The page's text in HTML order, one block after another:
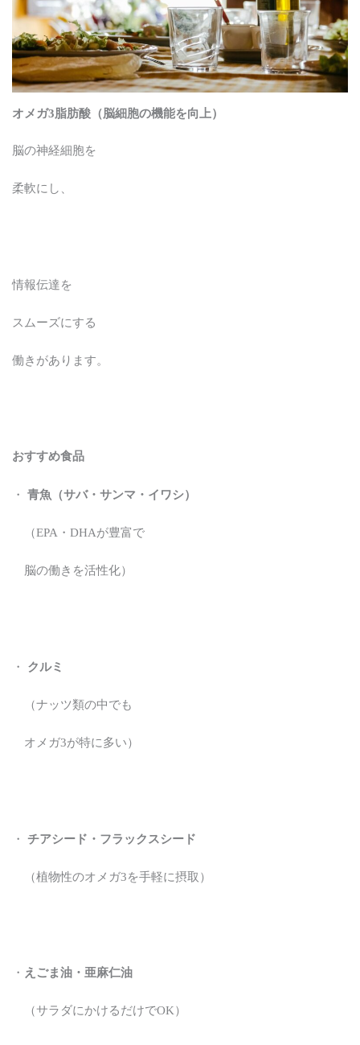
オメガ3脂肪酸（脳細胞の機能を向上）
脳の神経細胞を
柔軟にし、
情報伝達を
スムーズにする
働きがあります。
おすすめ食品
・ 青魚（サバ・サンマ・イワシ）
（EPA・DHAが豊富で
脳の働きを活性化）
・ クルミ
（ナッツ類の中でも
オメガ3が特に多い）
・ チアシード・フラックスシード
（植物性のオメガ3を手軽に摂取）
・ えごま油・亜麻仁油
（サラダにかけるだけでOK）